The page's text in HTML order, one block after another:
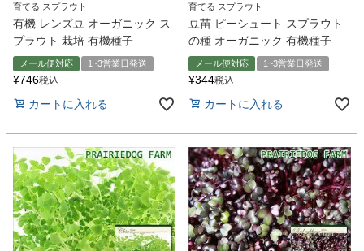
育てる スプラウト
有機 レンズ豆 オーガニック ス
プラウト 栽培 有機種子
メール便対応 1~3営業日発送
¥746税込
カートに入れる
育てる スプラウト
豆苗 ピーシュート スプラウト
の種 オーガニック 有機種子
メール便対応 1~3営業日発送
¥344税込
カートに入れる